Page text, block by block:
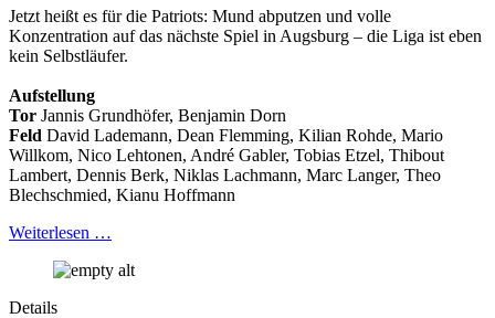
Jetzt heißt es für die Patriots: Mund abputzen und volle
Konzentration auf das nächste Spiel in Augsburg – die Liga ist eben
kein Selbstläufer.
Aufstellung
Tor Jannis Grundhöfer, Benjamin Dorn
Feld David Lademann, Dean Flemming, Kilian Rohde, Mario
Willkom, Nico Lehtonen, André Gabler, Tobias Etzel, Thibout
Lambert, Dennis Berk, Niklas Lachmann, Marc Langer, Theo
Blechschmied, Kianu Hoffmann
Weiterlesen …
Details